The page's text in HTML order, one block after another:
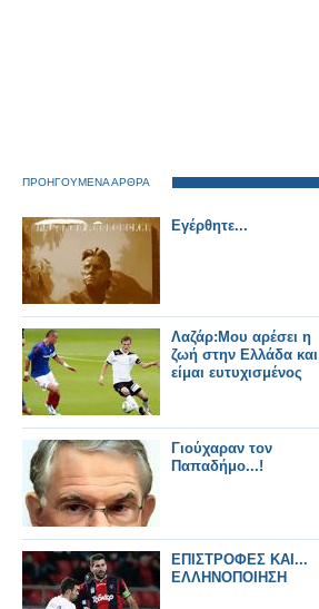
ΠΡΟΗΓΟΥΜΕΝΑ ΑΡΘΡΑ
Εγέρθητε...
Λαζάρ:Μου αρέσει η
ζωή στην Ελλάδα και
είμαι ευτυχισμένος
Γιούχαραν τον
Παπαδήμο...!
ΕΠΙΣΤΡΟΦΕΣ ΚΑΙ...
ΕΛΛΗΝΟΠΟΙΗΣΗ